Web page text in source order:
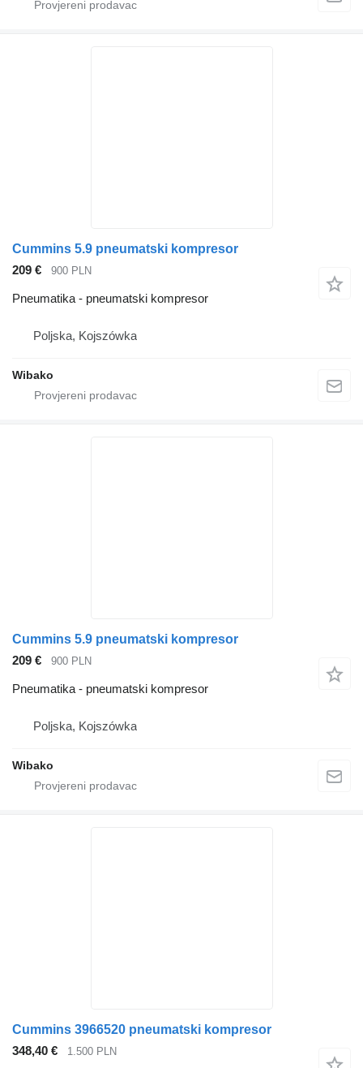
Cummins 5.9 pneumatski kompresor
209 €
900 PLN
Pneumatika - pneumatski kompresor
Poljska, Kojszówka
Wibako
Cummins 5.9 pneumatski kompresor
209 €
900 PLN
Pneumatika - pneumatski kompresor
Poljska, Kojszówka
Wibako
Cummins 3966520 pneumatski kompresor
348,40 €
1.500 PLN